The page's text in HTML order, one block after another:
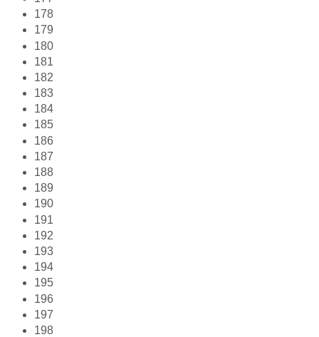
178
179
180
181
182
183
184
185
186
187
188
189
190
191
192
193
194
195
196
197
198